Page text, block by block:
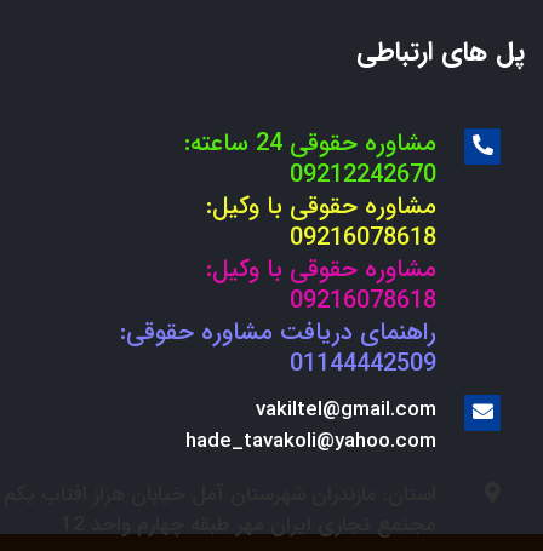
پل های ارتباطی
مشاوره حقوقی 24 ساعته:
09212242670
مشاوره حقوقی با وکیل:
09216078618
مشاوره حقوقی با وکیل:
09216078618
راهنمای دریافت مشاوره حقوقی:
01144442509
vakiltel@gmail.com
hade_tavakoli@yahoo.com